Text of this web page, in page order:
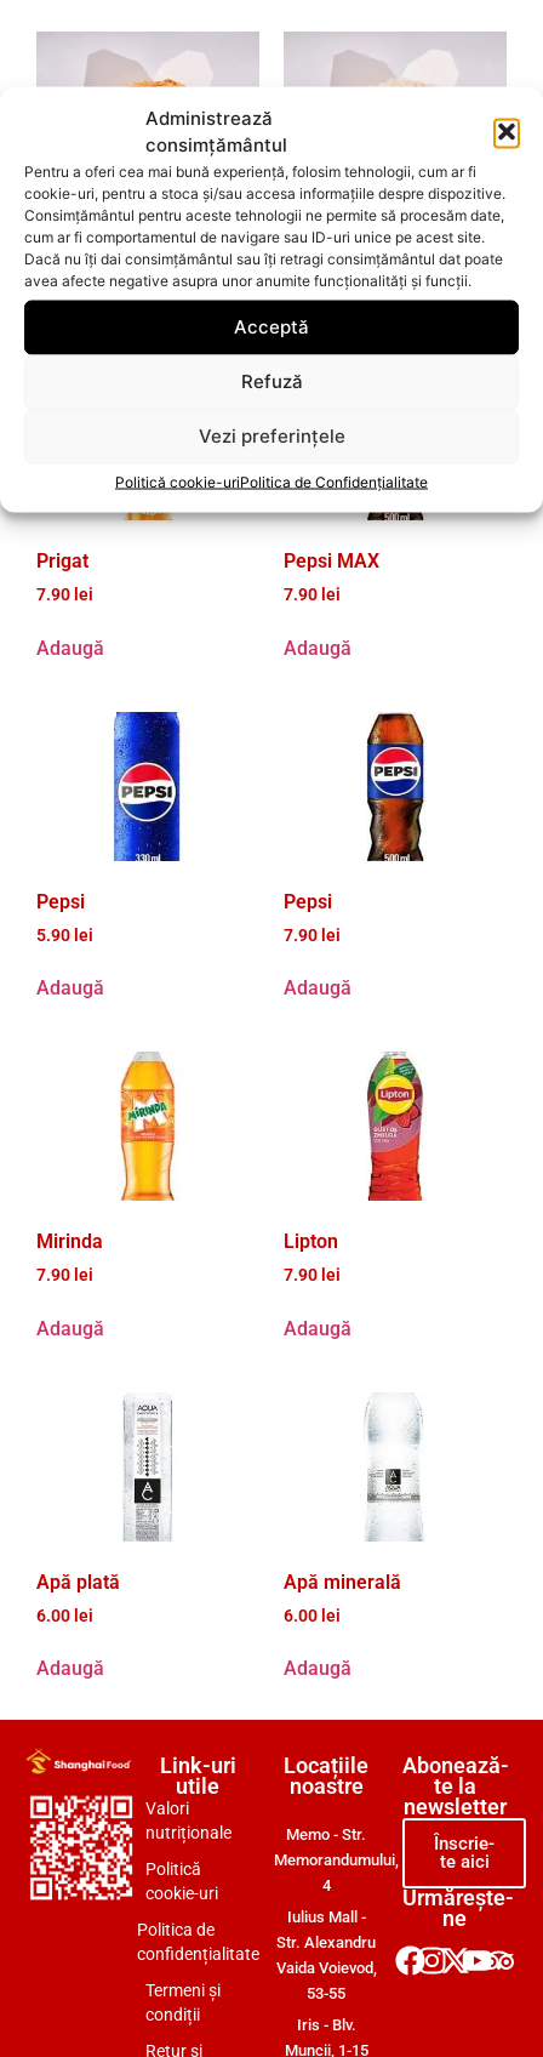
Administrează
consimțământul
Pentru a oferi cea mai bună experiență, folosim tehnologii, cum ar fi
cookie-uri, pentru a stoca și/sau accesa informațiile despre dispozitive.
Consimțământul pentru aceste tehnologii ne permite să procesăm date,
cum ar fi comportamentul de navigare sau ID-uri unice pe acest site.
Dacă nu îți dai consimțământul sau îți retragi consimțământul dat poate
avea afecte negative asupra unor anumite funcționalități și funcții.
Acceptă
Refuză
Vezi preferințele
Politică cookie-uriPolitica de Confidențialitate
Noodles din orez
6.00lei –24.00lei
Adaugă
Orez fiert
6.00lei –24.00lei
Adaugă
Prigat
7.90 lei
Adaugă
Pepsi MAX
7.90 lei
Adaugă
Pepsi
5.90lei
Adaugă
Pepsi
7.90lei
Adaugă
Mirinda
7.90 lei
Adaugă
Lipton
7.90 lei
Adaugă
Apă plată
6.00lei
Adaugă
Apă minerală
6.00lei
Adaugă
Link-uri
utile
Valori
nutriționale
Politică
cookie-uri
Politica de
confidențialitate
Termeni și
condiții
Retur și
Locațiile
noastre
Memo - Str.
Memorandumului,
4
Iulius Mall -
Str. Alexandru
Vaida Voievod,
53-55
Iris - Blv.
Muncii, 1-15
Abonează-
te la
newsletter
Înscrie-
te aici
Urmărește-
ne